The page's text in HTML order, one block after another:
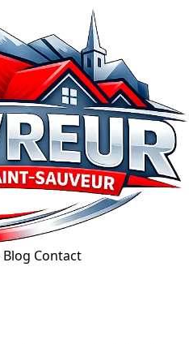
Blog Contact